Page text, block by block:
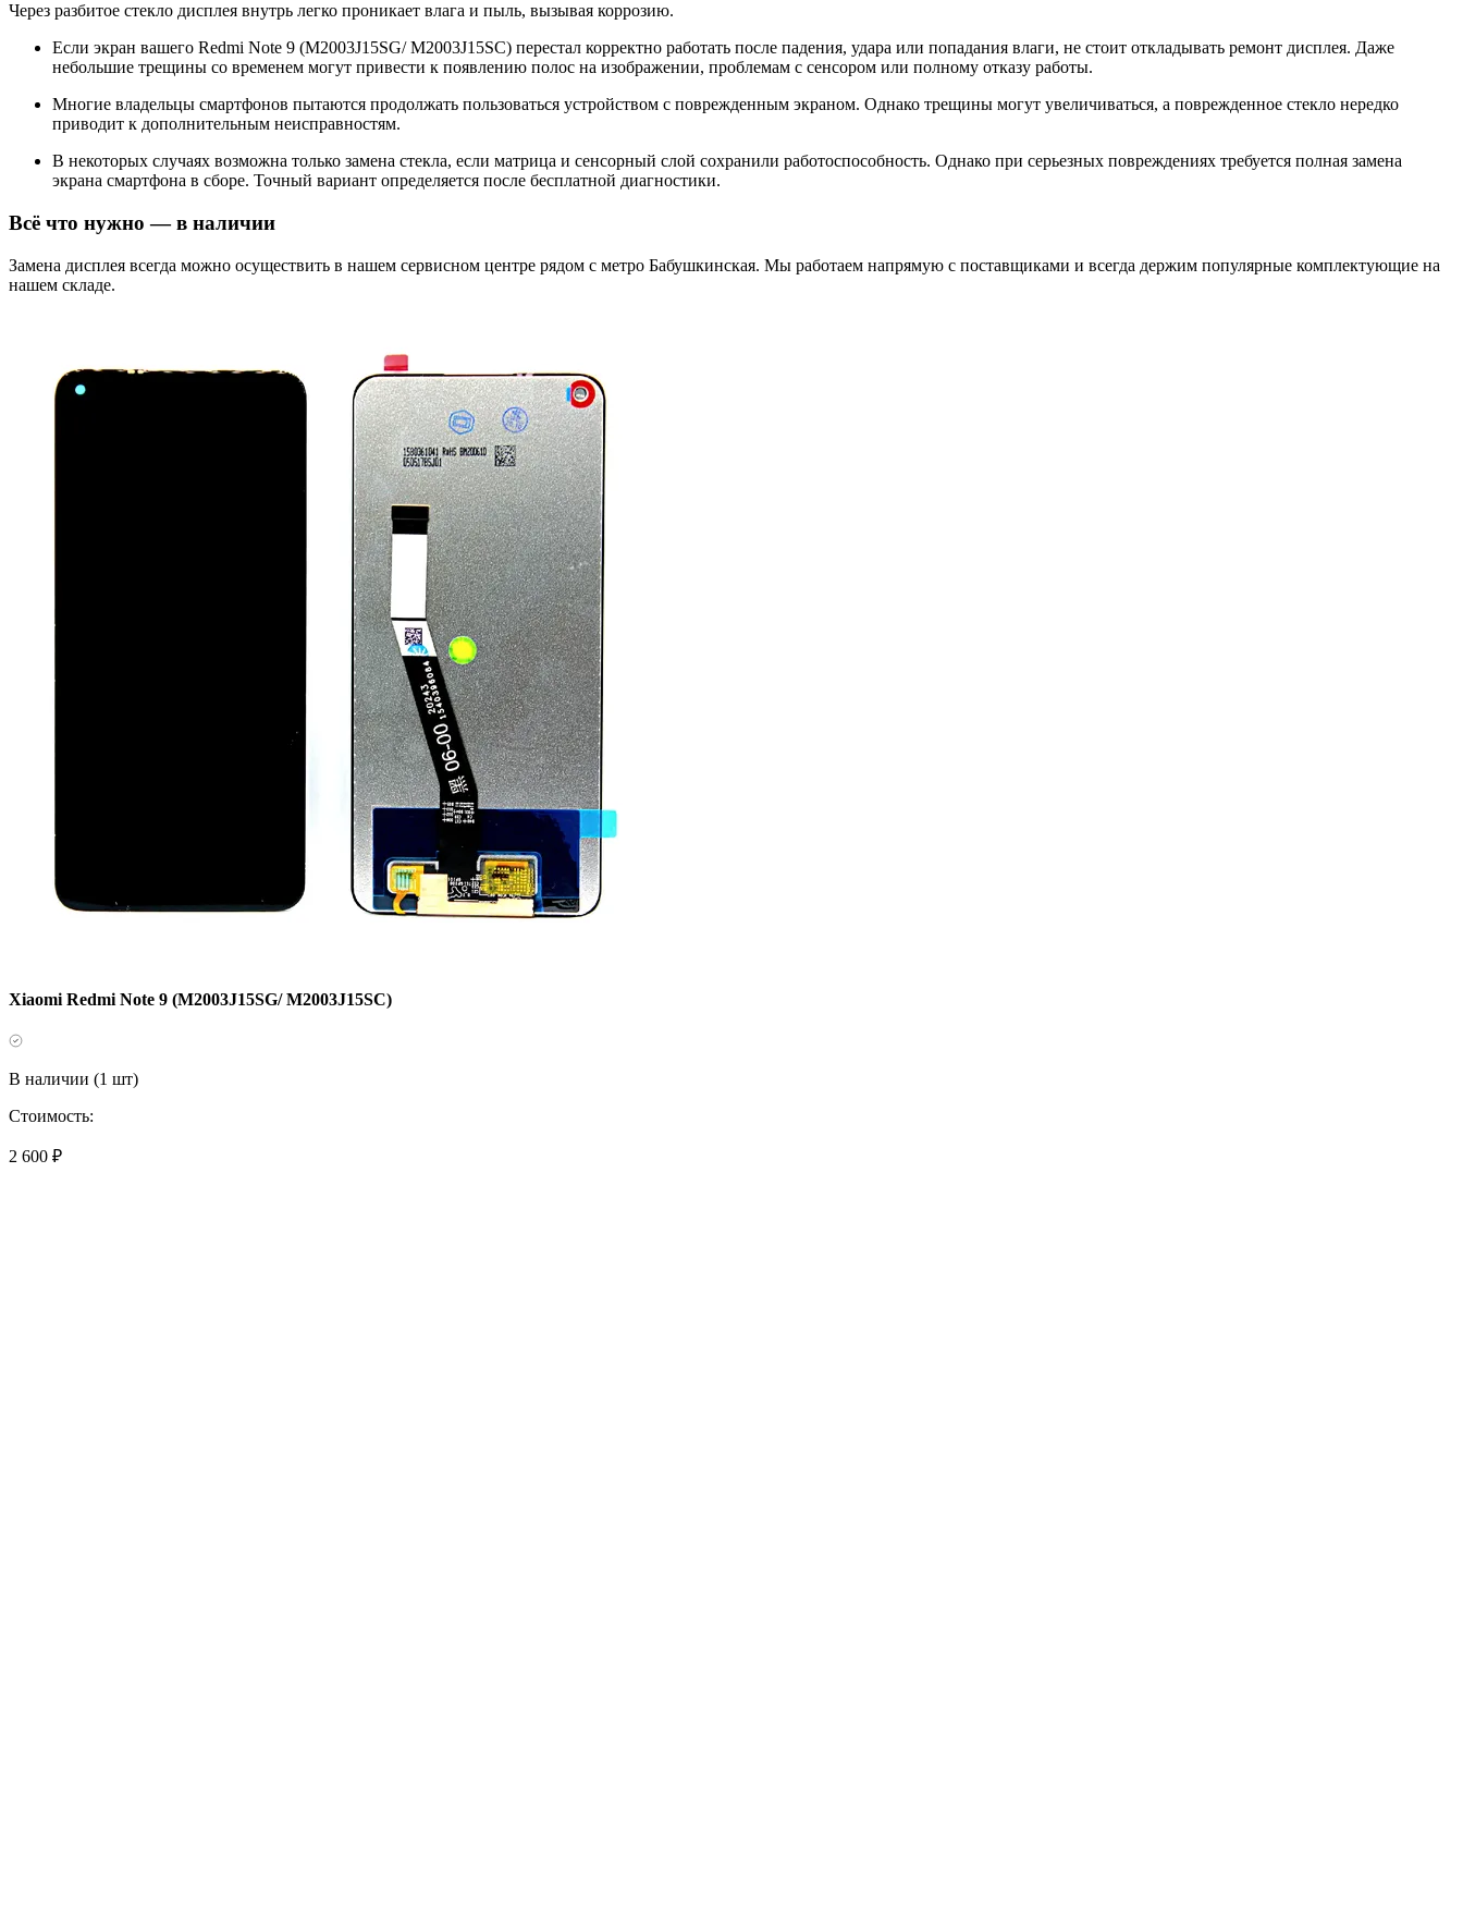
Через разбитое стекло дисплея внутрь легко проникает влага и пыль, вызывая коррозию.
Если экран вашего Redmi Note 9 (M2003J15SG/ M2003J15SC) перестал корректно работать после падения, удара или попадания влаги, не стоит откладывать ремонт дисплея. Даже
небольшие трещины со временем могут привести к появлению полос на изображении, проблемам с сенсором или полному отказу работы.
Многие владельцы смартфонов пытаются продолжать пользоваться устройством с поврежденным экраном. Однако трещины могут увеличиваться, а поврежденное стекло нередко
приводит к дополнительным неисправностям.
В некоторых случаях возможна только замена стекла, если матрица и сенсорный слой сохранили работоспособность. Однако при серьезных повреждениях требуется полная замена
экрана смартфона в сборе. Точный вариант определяется после бесплатной диагностики.
Всё что нужно — в наличии
Замена дисплея всегда можно осуществить в нашем сервисном центре рядом с метро Бабушкинская. Мы работаем напрямую с поставщиками и всегда держим популярные комплектующие на
нашем складе.
Xiaomi Redmi Note 9 (M2003J15SG/ M2003J15SC)
В наличии (1 шт)
Стоимость:
2 600 ₽